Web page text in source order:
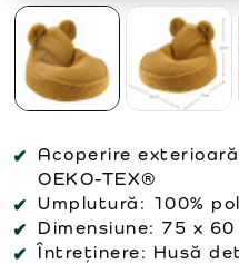
Acoperire
OEKO-TEX®
Umplutură: 100%
Dimensiune: 75 x 60
Întreținere: Husă